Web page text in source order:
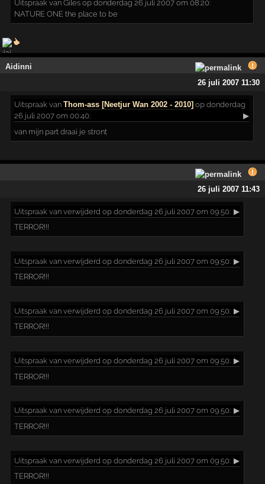
Uitspraak van Giles op donderdag 26 juli 2007 om 08:20:
NATURE ONE the place to be
Aidinni
26 juli 2007 11:30
Uitspraak vanThom-ass [Neetjur Wan 2002 - 2010] op donderdag
26 juli 2007 om 00:40:
▶
van mijn part draai je stront
26 juli 2007 11:43
Uitspraak van verwijderd op donderdag 26 juli 2007 om 09:50: ▶
TERROR!!!
Uitspraak van verwijderd op donderdag 26 juli 2007 om 09:50: ▶
TERROR!!!
Uitspraak van verwijderd op donderdag 26 juli 2007 om 09:50: ▶
TERROR!!!
Uitspraak van verwijderd op donderdag 26 juli 2007 om 09:50: ▶
TERROR!!!
Uitspraak van verwijderd op donderdag 26 juli 2007 om 09:50: ▶
TERROR!!!
Uitspraak van verwijderd op donderdag 26 juli 2007 om 09:50: ▶
TERROR!!!